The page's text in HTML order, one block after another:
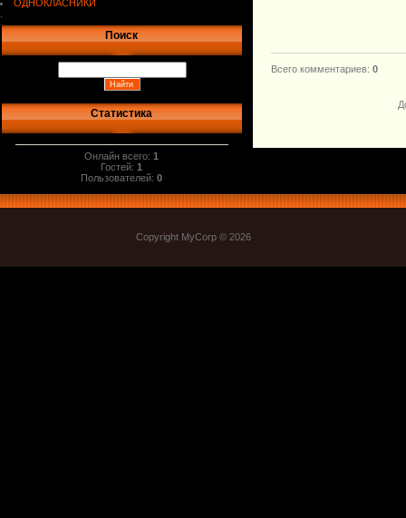
ОДНОКЛАСНИКИ
Поиск
Статистика
Онлайн всего:1
Гостей:1
Пользователей:0
Всего комментариев: 0
Copyright MyCorp © 2026